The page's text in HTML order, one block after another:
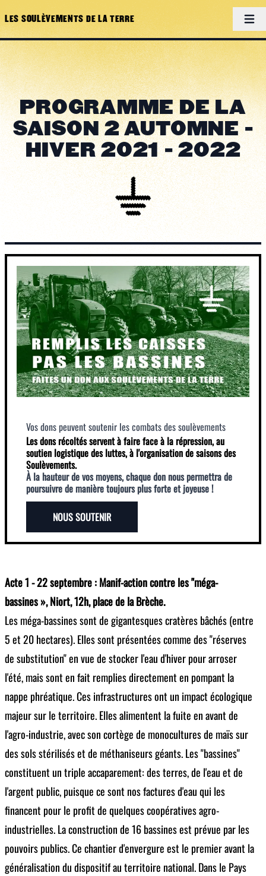
LES SOULÈVEMENTS DE LA TERRE
PROGRAMME DE LA
SAISON 2 AUTOMNE -
HIVER 2021 - 2022
Vos dons peuvent soutenir les combats des soulèvements
Les dons récoltés servent à faire face à la répression, au
soutien logistique des luttes, à l'organisation de saisons des
Soulèvements.
À la hauteur de vos moyens, chaque don nous permettra de
poursuivre de manière toujours plus forte et joyeuse !
NOUS SOUTENIR
Acte 1 - 22 septembre : Manif-action contre les "méga-
bassines », Niort, 12h, place de la Brèche.
Les méga-bassines sont de gigantesques cratères bâchés (entre
5 et 20 hectares). Elles sont présentées comme des "réserves
de substitution" en vue de stocker l'eau d'hiver pour arroser
l'été, mais sont en fait remplies directement en pompant la
nappe phréatique. Ces infrastructures ont un impact écologique
majeur sur le territoire. Elles alimentent la fuite en avant de
l'agro-industrie, avec son cortège de monocultures de maïs sur
des sols stérilisés et de méthaniseurs géants. Les "bassines"
constituent un triple accaparement: des terres, de l'eau et de
l'argent public, puisque ce sont nos factures d'eau qui les
financent pour le profit de quelques coopératives agro-
industrielles. La construction de 16 bassines est prévue par les
pouvoirs publics. Ce chantier d'envergure est le premier avant la
généralisation du dispositif au territoire national. Dans le Pays